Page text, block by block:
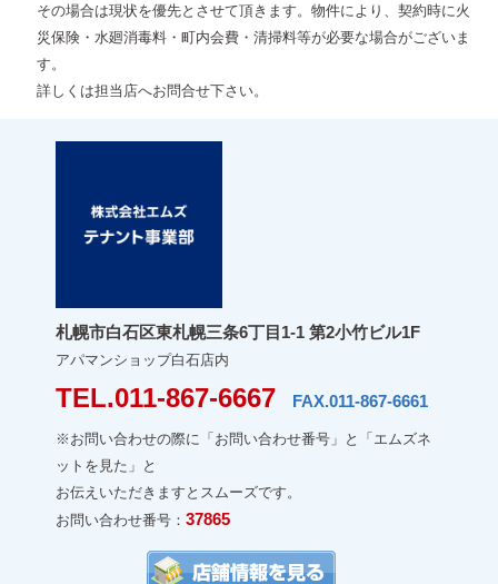
その場合は現状を優先とさせて頂きます。物件により、契約時に火
災保険・水廻消毒料・町内会費・清掃料等が必要な場合がございま
す。
詳しくは担当店へお問合せ下さい。
札幌市白石区東札幌三条6丁目1-1 第2小竹ビル1F
アパマンショップ白石店内
TEL.011-867-6667 FAX.011-867-6661
※お問い合わせの際に「お問い合わせ番号」と「エムズネ
ットを見た」と
お伝えいただきますとスムーズです。
お問い合わせ番号： 37865